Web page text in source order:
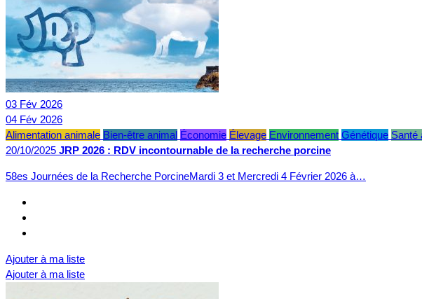
03 Fév 2026
04 Fév 2026
Alimentation animale Bien-être animal Économie Élevage Environnement Génétique Santé
20/10/2025 JRP 2026 : RDV incontournable de la recherche porcine
58es Journées de la Recherche PorcineMardi 3 et Mercredi 4 Février 2026 à…
Ajouter à ma liste
Ajouter à ma liste